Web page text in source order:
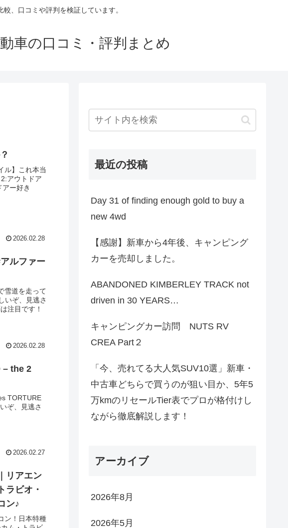
、口コミや評判を検証しています。
車の口コミ・評判まとめ
ル】これ本当
アウトドア
ー好き
2026.02.28
ルファー
雪道を走って
いぞ、見逃さ
注目です！
2026.02.28
– the 2
TORTURE
ぞ、見逃さ
2026.02.27
リアエン
ラビオ・
ン♪
ン！日本特種
最近の投稿
Day 31 of finding enough gold to buy a
new 4wd
【感謝】新車から4年後、キャンピング
カーを売却しました。
ABANDONED KIMBERLEY TRACK not
driven in 30 YEARS…
キャンピングカー訪問 NUTS RV
CREA Part２
「今、売れてる大人気SUV10選」新車・
中古車どちらで買うのが狙い目か、5年5
万kmのリセールTier表でプロが格付けし
ながら徹底解説します！
アーカイブ
2026年8月
2026年5月